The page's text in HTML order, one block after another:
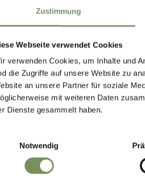
Zustimmung
Webseite verwendet Cookies
verwenden Cookies, um Inhalte und
die Zugriffe auf unsere Website zu
an unsere Partner für soziale
mit weiteren Daten
Dienste gesammelt haben.
Notwendig